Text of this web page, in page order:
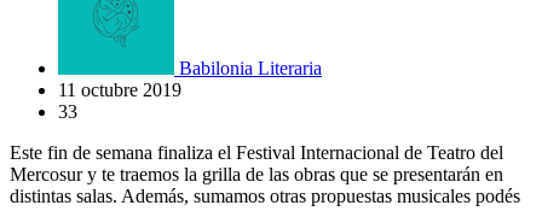
Babilonia Literaria
11 octubre 2019
33
Este fin de semana finaliza el Festival Internacional de Teatro del
Mercosur y te traemos la grilla de las obras que se presentarán en
distintas salas. Además, sumamos otras propuestas musicales podés